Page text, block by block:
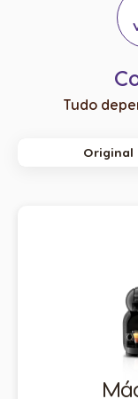
Tudo
Original